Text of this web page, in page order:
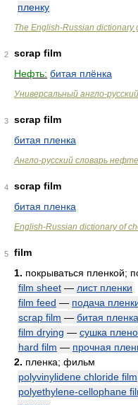
пленку
The English-Russian dictionary
2
scrap film
Нефть: битая плёнка
Универсальный англо-
3
scrap film
битая пленка
Англо-русский словарь
4
scrap film
битая пленка
English-Russian dictionary of
5
film
1. покрываться пленкой;
film sheet — лист пленки
film feed — подача
scrap film — битая пленка
film drying — сушка
hard film — прочная
2. пленка; фильм
polyvinylidene chloride film
polyethylene-cellophane